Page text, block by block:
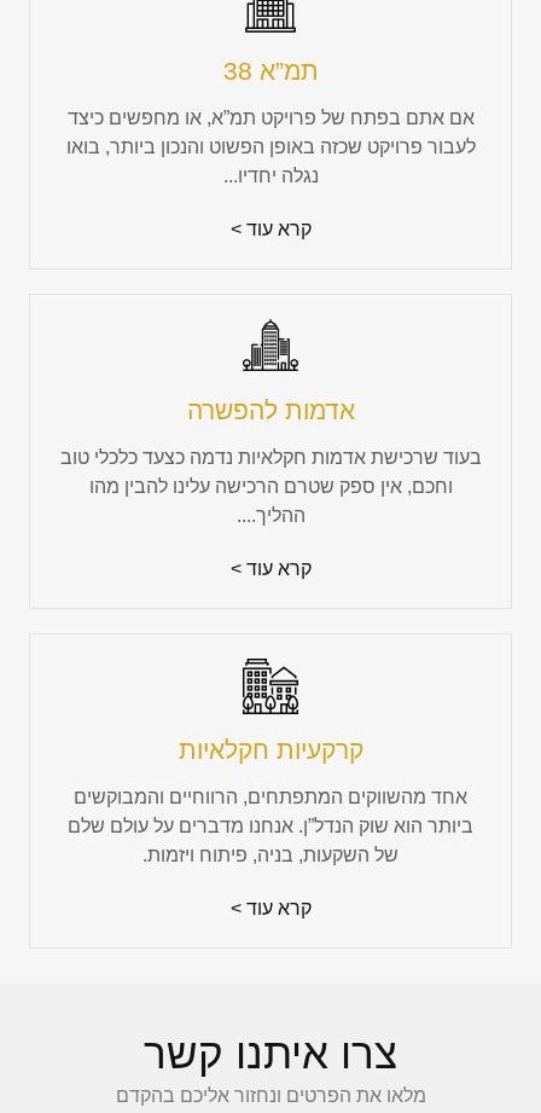
תמ”א 38
אם אתם בפתח של פרויקט תמ”א, או מחפשים כיצד
לעבור פרויקט שכזה באופן הפשוט והנכון ביותר, בואו
נגלה יחדיו...
קרא עוד >
אדמות להפשרה
בעוד שרכישת אדמות חקלאיות נדמה כצעד כלכלי טוב
וחכם, אין ספק שטרם הרכישה עלינו להבין מהו
ההליך....
קרא עוד >
קרקעיות חקלאיות
אחד מהשווקים המתפתחים, הרווחיים והמבוקשים
ביותר הוא שוק הנדל”ן. אנחנו מדברים על עולם שלם
של השקעות, בניה, פיתוח ויזמות.
קרא עוד >
צרו איתנו קשר
מלאו את הפרטים ונחזור אליכם בהקדם